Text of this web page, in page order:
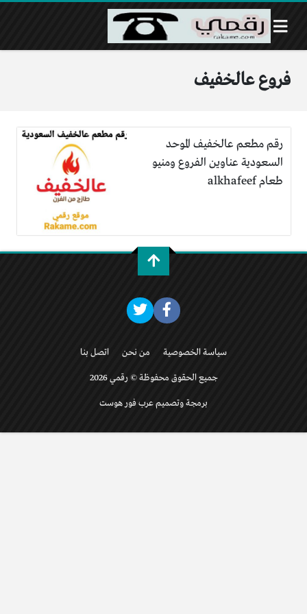
فروع عالخفيف
رقم مطعم عالخفيف الموحد
السعودية عناوين الفروع ومنيو
طعام alkhafeef
سياسة الخصوصية من نحن اتصل بنا
جميع الحقوق محفوظة © رقمي 2026
برمجة وتصميم عرب فور هوست